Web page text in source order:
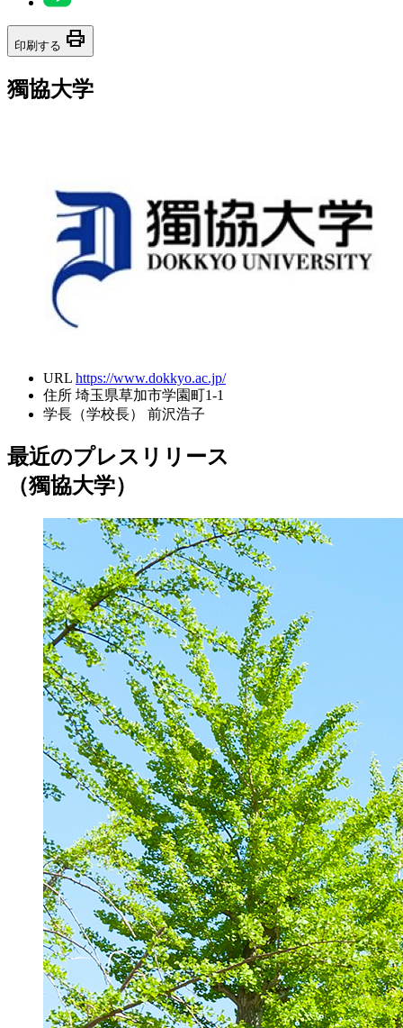
印刷する print
獨協大学
URL https://www.dokkyo.ac.jp/
住所 埼玉県草加市学園町1-1
学長（学校長）
前沢浩子
最近のプレスリリース
（獨協大学）